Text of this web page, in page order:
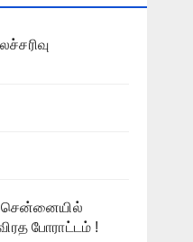
சென்னையில்
போராட்டம் !